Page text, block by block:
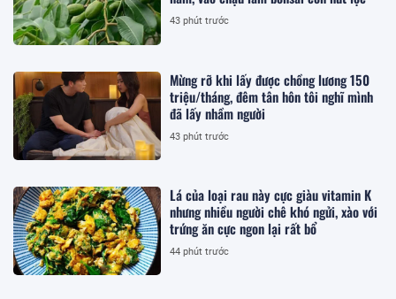
43 phút trước
Mừng rỡ khi lấy được chồng lương 150
triệu/tháng, đêm tân hôn tôi nghĩ mình
đã lấy nhầm người
43 phút trước
Lá của loại rau này cực giàu vitamin K
nhưng nhiều người chê khó ngửi, xào với
trứng ăn cực ngon lại rất bổ
44 phút trước